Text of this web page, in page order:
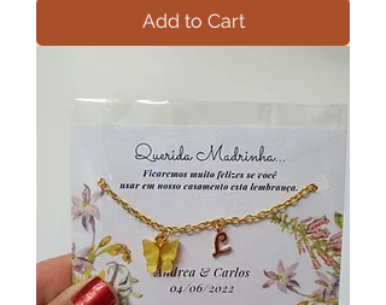
Add to Cart